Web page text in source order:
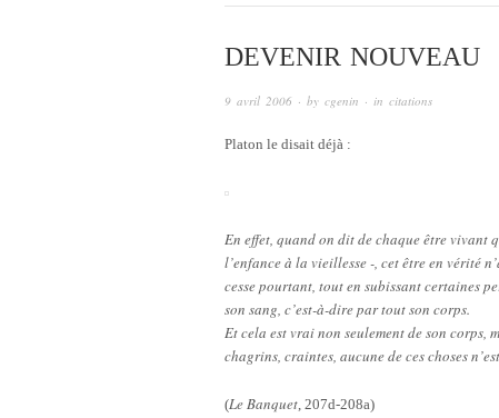
DEVENIR NOUVEAU
9 avril 2006 · by cgenin · in citations
Platon le disait déjà :
En effet, quand on dit de chaque être vivant
l’enfance à la vieillesse -, cet être en vérité
cesse pourtant, tout en subissant certaines
son sang, c’est-à-dire par tout son corps.
Et cela est vrai non seulement de son corps,
chagrins, craintes, aucune de ces choses
(Le Banquet , 207d-208a)